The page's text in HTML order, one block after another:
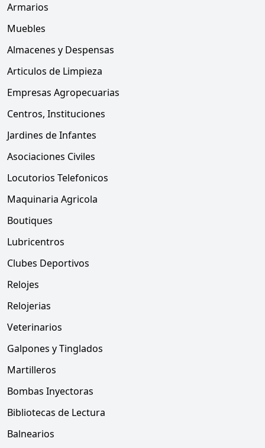
Armarios
Muebles
Almacenes y Despensas
Articulos de Limpieza
Empresas Agropecuarias
Centros, Instituciones
Jardines de Infantes
Asociaciones Civiles
Locutorios Telefonicos
Maquinaria Agricola
Boutiques
Lubricentros
Clubes Deportivos
Relojes
Relojerias
Veterinarios
Galpones y Tinglados
Martilleros
Bombas Inyectoras
Bibliotecas de Lectura
Balnearios